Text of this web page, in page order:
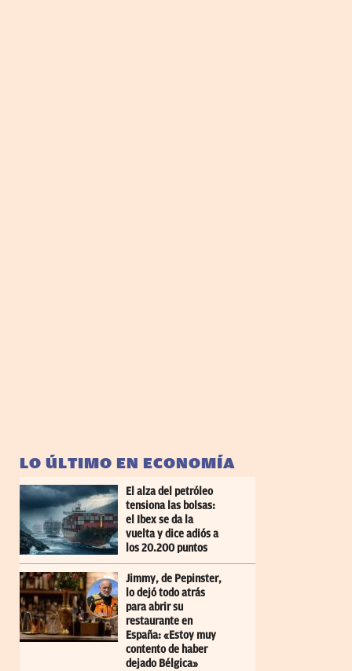
LO ÚLTIMO EN ECONOMÍA
El alza del petróleo
tensiona las bolsas:
el Ibex se da la
vuelta y dice adiós a
los 20.200 puntos
Jimmy, de Pepinster,
lo dejó todo atrás
para abrir su
restaurante en
España: «Estoy muy
contento de haber
dejado Bélgica»